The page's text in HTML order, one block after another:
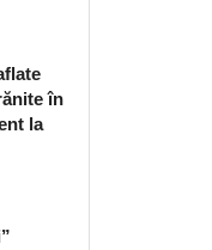
în
la